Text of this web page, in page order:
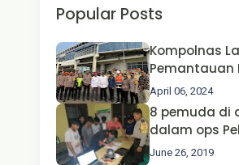
Popular Posts
Kompolnas
Pemantauan
Operasi
Polda Jatim
Kapolri dan
Perhubungan
April 06, 2024
8 pemuda di
dalam ops
Jongkong
June 26, 2019